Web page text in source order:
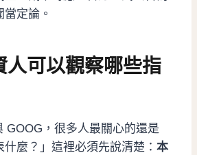
定論。
人可以觀察哪些指
GOOG，很多人最關心的還是
什麼？」這裡必須先說清楚： 本